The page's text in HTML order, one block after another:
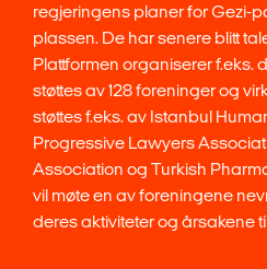
regjeringens planer for Gezi-
plassen. De har senere blitt
Plattformen organiserer f.eks.
støttes av 128 foreninger og
støttes f.eks. av Istanbul
Progressive Lawyers
Association og Turkish
vil møte en av foreningene
deres aktiviteter og årsakene